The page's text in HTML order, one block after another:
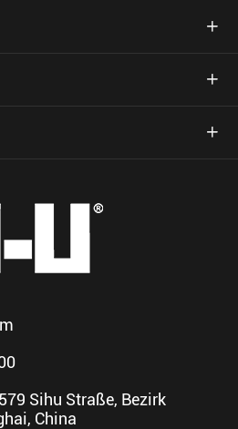



Sihu Straße, Bezirk
China